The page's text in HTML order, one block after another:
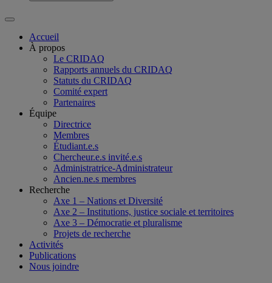
Accueil
À propos
Le CRIDAQ
Rapports annuels du CRIDAQ
Statuts du CRIDAQ
Comité expert
Partenaires
Équipe
Directrice
Membres
Étudiant.e.s
Chercheur.e.s invité.e.s
Administratrice-Administrateur
Ancien.ne.s membres
Recherche
Axe 1 – Nations et Diversité
Axe 2 – Institutions, justice sociale et territoires
Axe 3 – Démocratie et pluralisme
Projets de recherche
Activités
Publications
Nous joindre